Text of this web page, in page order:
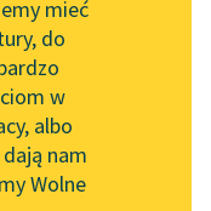
Wolnych Lektur
mieć
do
w
albo
nam
Wolne
niski i
jak po